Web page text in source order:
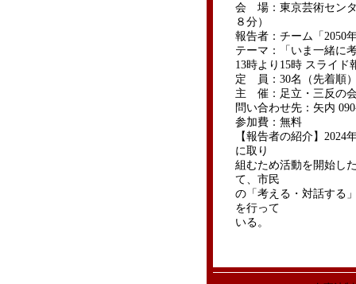
会 場：東京芸術セン
８分）
報告者：チーム「2050
テーマ：「いま一緒に
13時より15時 スライ
定 員：30名（先着順
主 催：足立・三反の
問い合わせ先：矢内
参加費：無料
【報告者の紹介】
に取り
組むため活動を開始し
て、市民
の「考える・対話する
を行って
いる。